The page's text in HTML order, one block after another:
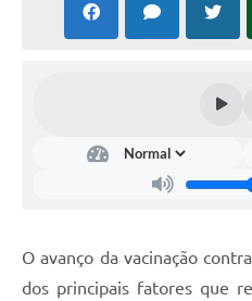
Itinerário do Transporte Público de
Água de Qualidade
Feriados Municipais
Bairros Rurais
O avanço da vacinação
dos principais fatores que